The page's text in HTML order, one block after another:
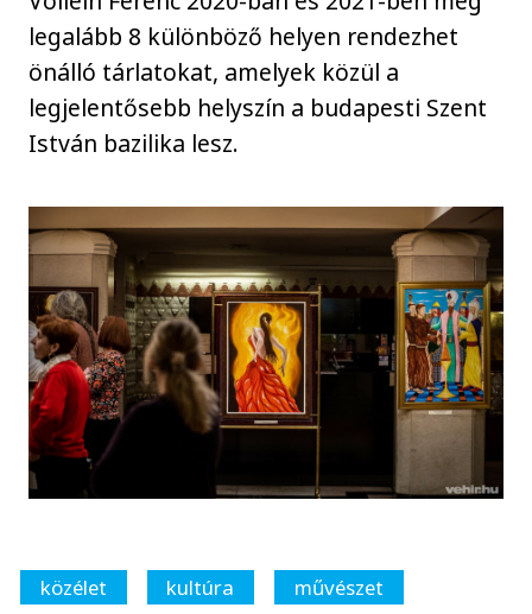
legalább 8 különböző helyen rendezhet
önálló tárlatokat, amelyek közül a
legjelentősebb helyszín a budapesti Szent
István bazilika lesz.
közélet kultúra
művészet